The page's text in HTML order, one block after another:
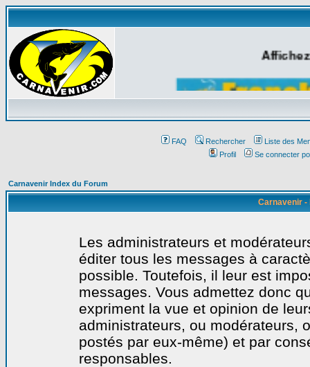
FAQ Rechercher
Liste des
Profil
Se connecter
Carnavenir Index du Forum
Carnavenir -
Les administrateurs et
éditer tous les messages à
possible. Toutefois, il leur est
messages. Vous admettez donc
expriment la vue et opinion de
administrateurs, ou modérateurs,
postés par eux-même) et par
responsables.